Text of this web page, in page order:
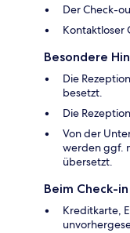
Der Check-
Kontaktloser
Besondere
Die
besetzt.
Die
Von der
werden ggf.
übersetzt.
Beim Check-
Kreditkarte,